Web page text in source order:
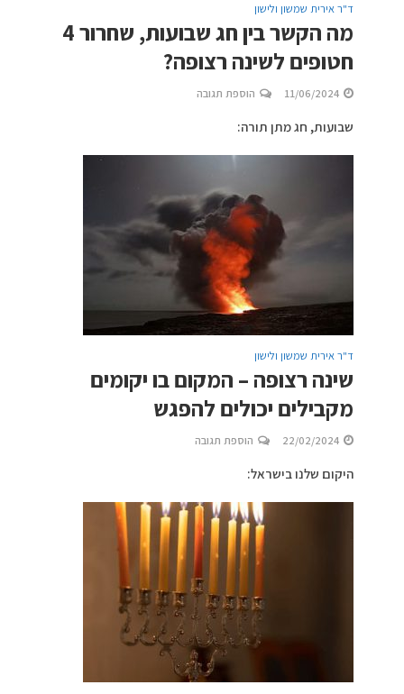
ד"ר אירית שמשון ולישון
מה הקשר בין חג שבועות, שחרור 4
חטופים לשינה רצופה?
11/06/2024 הוספת תגובה
שבועות, חג מתן תורה:
ד"ר אירית שמשון ולישון
שינה רצופה – המקום בו יקומים
מקבילים יכולים להפגש
22/02/2024 הוספת תגובה
היקום שלנו בישראל: